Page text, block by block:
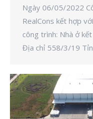
Ngày 06/05/2022
RealCons kết hợp
công trình: Nhà ở
Địa chỉ 558/3/19